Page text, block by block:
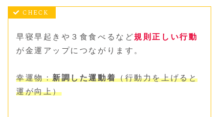
早寝早起きや３食食べるなど規則正しい行動
が金運アップにつながります。
幸運物：新調した運動着（行動力を上げると
運が向上）